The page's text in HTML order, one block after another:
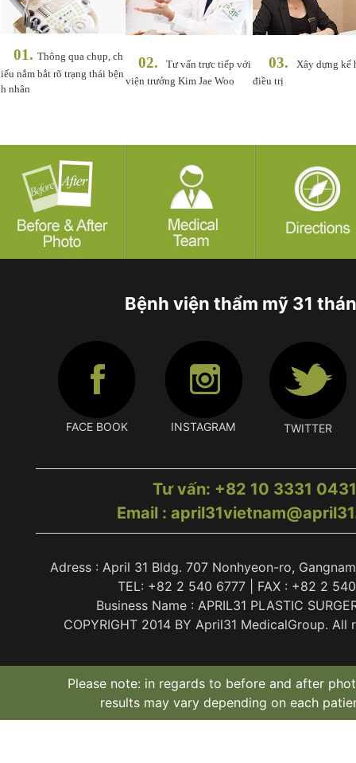
01. Thông qua chụp, ch
iếu nắm bắt rõ trạng thái bện
h nhân
02.
Tư vấn trực tiếp với
viện trưởng Kim Jae Woo
03.
Xây dựng kế
điều trị
Bệnh viện thẩm mỹ 31
FACE BOOK INSTAGRAM TWITTER
Tư vấn: +82 10 3331 0431
Email :
Adress : April 31 Bldg. 707 Nonhyeon-ro,
TEL: +82 2 540 6777 | FAX : +82 2
Business Name : APRIL31 PLASTIC
COPYRIGHT 2014 BY April31 MedicalGroup. All
Please note: in regards to before and after
results may vary depending on each